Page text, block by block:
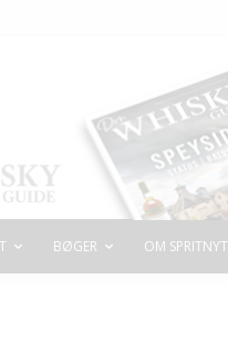
BØGER OM SPRITNYT